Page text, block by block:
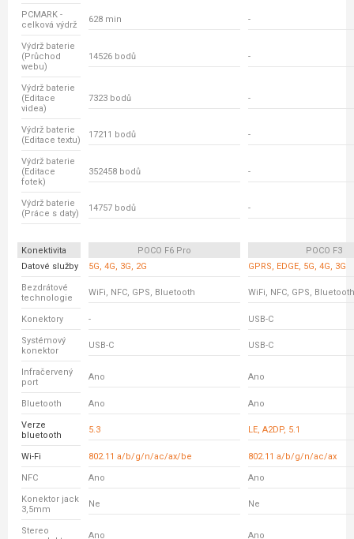
PCMARK -
celková výdrž
628 min -
Výdrž baterie
(Průchod
webu)
14526 bodů -
Výdrž baterie
(Editace
videa)
7323 bodů -
Výdrž baterie
(Editace textu)
17211 bodů -
Výdrž baterie
(Editace
fotek)
352458 bodů -
Výdrž baterie
(Práce s daty)
14757 bodů -
Konektivita POCO F6 Pro
POCO F3
Datové služby
5G, 4G, 3G, 2G GPRS, EDGE, 5G, 4G, 3G
Bezdrátové
technologie
WiFi, NFC, GPS, Bluetooth WiFi, NFC, GPS, Bluetooth
Konektory - USB-C
Systémový
konektor
USB-C USB-C
Infračervený
port
Ano Ano
Bluetooth Ano Ano
Verze
bluetooth
5.3 LE, A2DP, 5.1
Wi-Fi 802.11 a/b/g/n/ac/ax/be 802.11 a/b/g/n/ac/ax
NFC Ano Ano
Konektor jack
3,5mm
Ne Ne
Stereo
Ano Ano